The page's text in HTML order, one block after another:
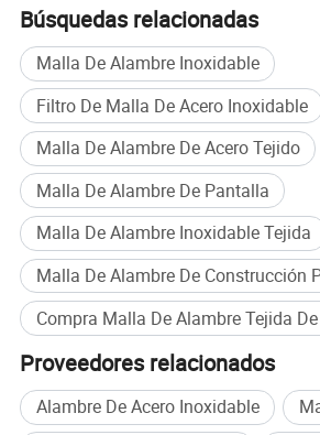
especificaciones de productos y opciones
nosotros para soluciones personalizadas.
Búsquedas relacionadas
Malla De Alambre Inoxidable
Filtro De Malla De Acero Inoxidable
Malla De Alambre De Acero Tejido
Malla De Alambre De Pantalla
Malla De Alambre Inoxidable Tejida
Proveedores relacionados
Alambre De Acero Inoxidable